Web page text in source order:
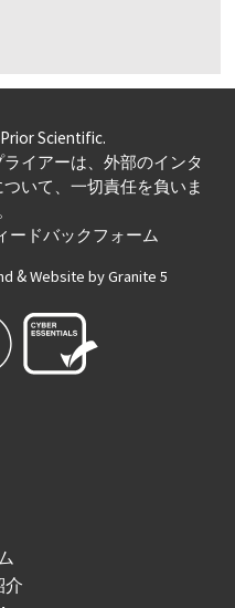
Scientific.
イアーは、外部のインタ
いて、一切責任を負いま
ードバックフォーム
&Website by Granite 5
介